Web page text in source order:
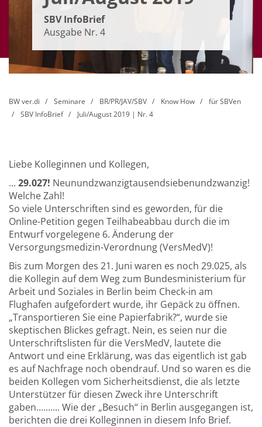
SBV InfoBrief
Ausgabe Nr. 4
BW ver.di Seminare BR/PR/JAV/SBV Know How
für SBVen
SBV InfoBrief
Juli/August 2019 | Nr. 4
Liebe Kolleginnen und Kollegen,
... 29.027! Neunundzwanzigtausendsiebenundzwanzig!
Welche Zahl!
So viele Unterschriften sind es geworden, für die
Online-Petition gegen Teilhabeabbau durch die im
Entwurf vorgelegene 6. Änderung der
Versorgungsmedizin-Verordnung (VersMedV)!
Bis zum Morgen des 21. Juni waren es noch 29.025, als
die Kollegin auf dem Weg zum Bundesministerium für
Arbeit und Soziales in Berlin beim Check-in am
Flughafen aufgefordert wurde, ihr Gepäck zu öffnen.
„Transportieren Sie eine Papierfabrik?“, wurde sie
skeptischen Blickes gefragt. Nein, es seien nur die
Unterschriftslisten für die VersMedV, lautete die
Antwort und eine Erklärung, was das eigentlich ist gab
es auf Nachfrage noch obendrauf. Und so waren es die
beiden Kollegen vom Sicherheitsdienst, die als letzte
Unterstützer für diesen Zweck ihre Unterschrift
gaben.......... Wie der „Besuch“ in Berlin ausgegangen ist,
berichten die drei Kolleginnen in diesem Info Brief.